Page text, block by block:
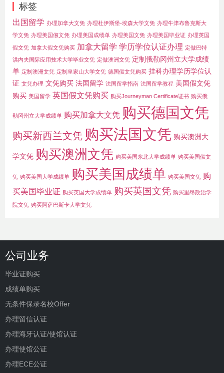
标签
出国留学 办理加拿大文凭 办理杜伊斯堡-埃森大学文凭 办理牛津布鲁克斯大
学文凭 办理美国假文凭 办理美国成绩单 办理美国文凭 办理美国毕业证 办理英国
假文凭 加拿大假文凭购买 加拿大留学 学历学位认证办理 定做巴特
洪内夫国际应用技术大学毕业文凭 定做澳洲文凭 定制俄勒冈州立大学成绩
单 定制澳洲文凭 定制皇家山大学文凭 德国假文凭购买 挂科办理学历学位认
证 文凭办理 文凭购买 法国留学 法国留学指南 法国留学教程 美国假文凭
购买 美国留学 英国假文凭购买 购买Journeyman Certificate证书 购买俄
勒冈州立大学成绩单 购买加拿大文凭 购买德国文凭
购买新西兰文凭 购买法国文凭 购买澳洲大
学文凭 购买澳洲文凭 购买美国东北大学成绩单 购买美国假文
凭 购买美国大学成绩单 购买美国成绩单 购买美国文凭 购
买美国毕业证 购买英国大学成绩单 购买英国文凭 购买里昂政治学
院文凭 购买阿萨巴斯卡大学文凭
公司业务
毕业证购买
成绩单购买
无条件保录名校Offer
办理留信认证
办理海牙认证/使馆认证
办理使馆公证
办理ECE公证